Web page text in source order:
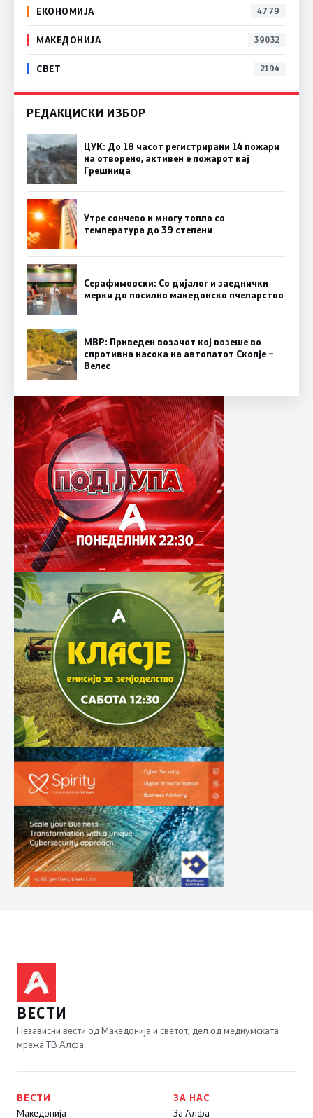
ЕКОНОМИЈА 4779
МАКЕДОНИЈА 39032
СВЕТ 2194
РЕДАКЦИСКИ ИЗБОР
ЦУК: До 18 часот регистрирани 14 пожари
на отворено, активен е пожарот кај
Грешница
Утре сончево и многу топло со
температура до 39 степени
Серафимовски: Со дијалог и заеднички
мерки до посилно македонско пчеларство
МВР: Приведен возачот кој возеше во
спротивна насока на автопатот Скопје –
Велес
ВЕСТИ
Независни вести од Македонија и светот, дел од медиумската
мрежа ТВ Алфа.
ВЕСТИ
Македонија
ЗА НАС
За Алфа